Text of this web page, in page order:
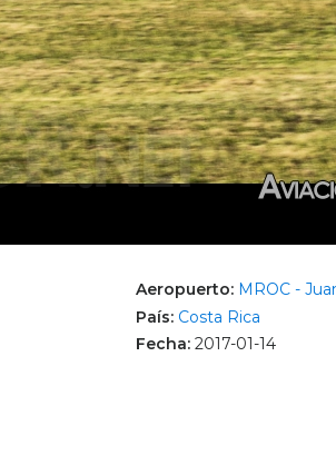
Aeropuerto: MROC -
País: Costa Rica
Fecha: 2017-01-14